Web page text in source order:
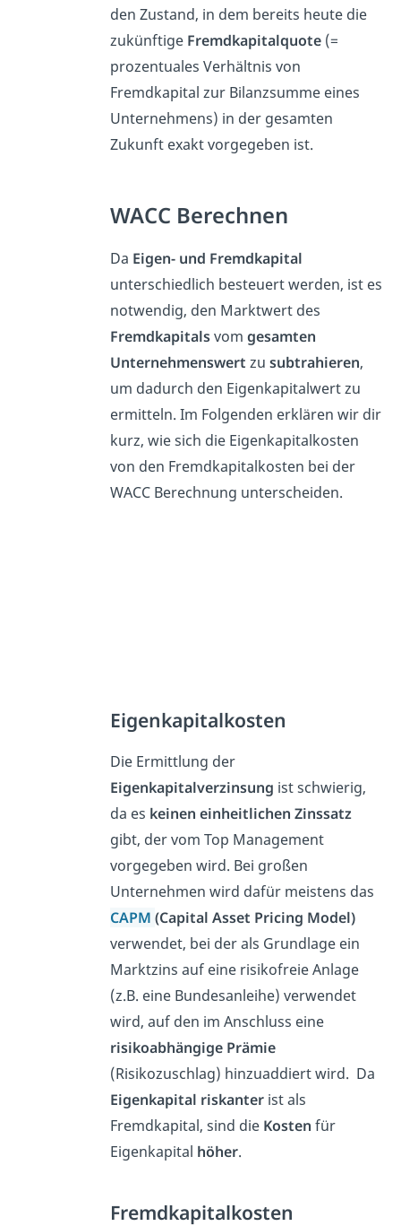
den Zustand, in dem bereits heute die
zukünftige Fremdkapitalquote(=
prozentuales Verhältnis von
Fremdkapital zur Bilanzsumme eines
Unternehmens) in der gesamten
Zukunft exakt vorgegeben ist.
WACC Berechnen
Da Eigen- und Fremdkapital
unterschiedlich besteuert werden, ist es
notwendig, den Marktwert des
Fremdkapitalsvom gesamten
Unternehmenswert zu subtrahieren,
um dadurch den Eigenkapitalwert zu
ermitteln. Im Folgenden erklären wir dir
kurz, wie sich die Eigenkapitalkosten
von den Fremdkapitalkosten bei der
WACC Berechnung unterscheiden.
Eigenkapitalkosten
Die Ermittlung der
Eigenkapitalverzinsung ist schwierig,
da es keinen einheitlichen Zinssatz
gibt, der vom Top Management
vorgegeben wird. Bei großen
Unternehmen wird dafür meistens das
CAPM (Capital Asset Pricing Model)
verwendet, bei der als Grundlage ein
Marktzins auf eine risikofreie Anlage
(z.B. eine Bundesanleihe) verwendet
wird, auf den im Anschluss eine
risikoabhängige Prämie
(Risikozuschlag) hinzuaddiert wird. Da
Eigenkapital riskanterist als
Fremdkapital, sind die Kosten für
Eigenkapital höher.
Fremdkapitalkosten